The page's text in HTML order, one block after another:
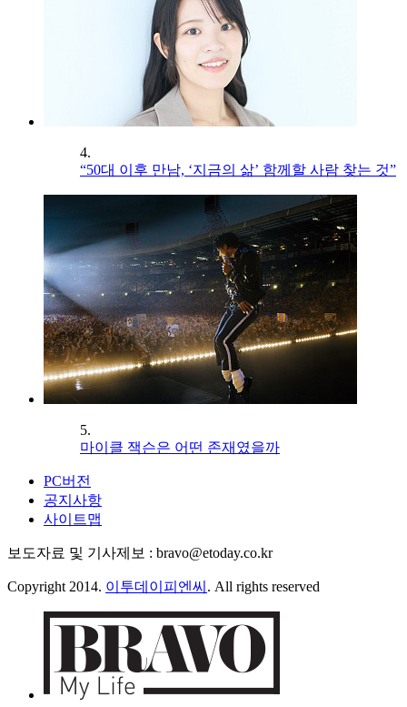
4.
“50대 이후 만남, ‘지금의 삶’ 함께할 사람 찾는 것”
5.
마이클 잭슨은 어떤 존재였을까
PC버전
공지사항
사이트맵
보도자료 및 기사제보 : bravo@etoday.co.kr
Copyright 2014. 이투데이피엔씨 . All rights reserved